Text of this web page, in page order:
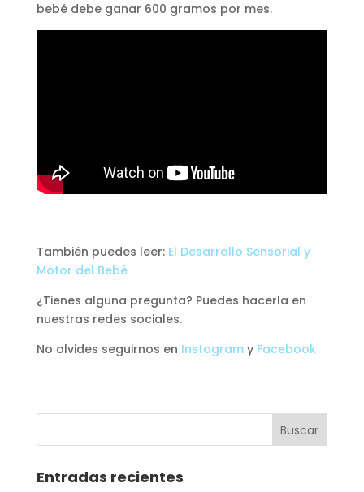
bebé debe ganar 600 gramos por mes.
También puedes leer: El Desarrollo Sensorial y
Motor del Bebé
¿Tienes alguna pregunta? Puedes hacerla en
nuestras redes sociales.
No olvides seguirnos en Instagramy Facebook
Entradas recientes